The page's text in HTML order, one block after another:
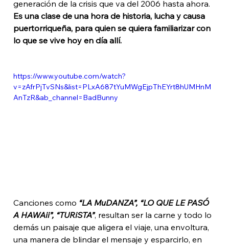
generación de la crisis que va del 2006 hasta ahora.
Es una clase de una hora de historia, lucha y causa
puertorriqueña, para quien se quiera familiarizar con
lo que se vive hoy en día allí.
https://www.youtube.com/watch?
v=zAfrPjTvSNs&list=PLxA687tYuMWgEjpThEYrt8hUMHnM
AnTzR&ab_channel=BadBunny
Canciones como “LA MuDANZA”, “LO QUE LE PASÓ
A HAWAii”, “TURiSTA”, resultan ser la carne y todo lo
demás un paisaje que aligera el viaje, una envoltura,
una manera de blindar el mensaje y esparcirlo, en